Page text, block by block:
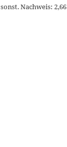
sonst. Nachweis: 2,66